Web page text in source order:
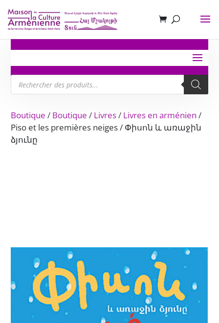
Recherche
de
produits
Boutique / Boutique / Livres/ Livres en arménien /
Piso et les premières neiges / Փիսոն և առաջին
ձյունը